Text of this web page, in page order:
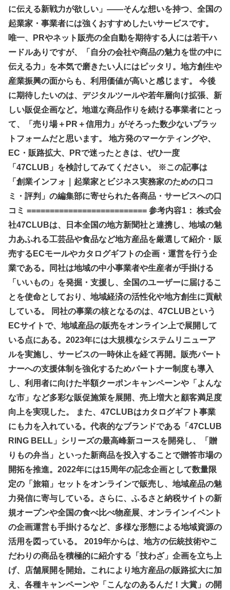
に伝える新戦力が欲しい」――そんな想いを持つ、全国の
起業家・事業者には強くおすすめしたいサービスです。
唯一、PRやネット販売の全自動を期待する人には若干ハ
ードルありですが、「自分の会社や商品の魅力を世の中に
伝える力」を本気で磨きたい人にはピッタリ。地方創生や
産業振興の面からも、利用価値が高いと感じます。 今後
に期待したいのは、デジタルツールや若年層向け拡張、新
しい販促企画など。地道な商品作りを続ける事業者にとっ
て、「売り場＋PR＋信用力」がそろった数少ないプラッ
トフォームだと思います。 地方発のマーケティングや、
EC・販路拡大、PRで迷ったときは、ぜひ一度
「47CLUB」を検討してみてください。 ※この記事は
「創業インフォ｜起業家とビジネス実務家のための口コ
ミ・評判」の編集部に寄せられた各商品・サービスへの口
コミ ========================== 参考内容1： 株式会
社47CLUBは、日本全国の地方新聞社と連携し、地域の魅
力あふれる工芸品や食品など地方産品を厳選して紹介・販
売するECモールやカタログギフトの企画・運営を行う企
業である。同社は地域の中小事業者や生産者が手掛ける
「いいもの」を発掘・支援し、全国のユーザーに届けるこ
とを使命としており、地域経済の活性化や地方創生に貢献
している。 同社の事業の核となるのは、47CLUBという
ECサイトで、地域産品の販売をオンライン上で展開して
いる点にある。2023年には大規模なシステムリニューア
ルを実施し、サービスの一時休止を経て再開。販売パート
ナーへの支援体制を強化するためパートナー制度も導入
し、利用者に向けた半額クーポンキャンペーンや「よんな
な市」など多彩な販促施策を展開、売上増大と顧客満足度
向上を実現した。 また、47CLUBはカタログギフト事業
にも力を入れている。代表的なブランドである「47CLUB
RING BELL」シリーズの最高峰新コースを開発し、「贈
りもの弁当」といった新商品を投入することで贈答市場の
開拓を推進。2022年には15周年の記念企画として数量限
定の「旅箱」セットをオンラインで販売し、地域産品の魅
力発信に寄与している。さらに、ふるさと納税サイトの新
規オープンや全国の食べ比べ物産展、オンラインイベント
の企画運営も手掛けるなど、多様な形態による地域資源の
活用を図っている。 2019年からは、地方の伝統技術やこ
だわりの商品を積極的に紹介する「技わざ」企画を立ち上
げ、店舗展開を開始。これにより地方産品の販路拡大に加
え、各種キャンペーンや「こんなのあるんだ！大賞」の開